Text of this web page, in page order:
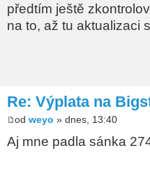
předtím ještě
na to, až tu aktualizaci
Re: Výplata na
od weyo » dnes, 13:40
Aj mne padla sánka